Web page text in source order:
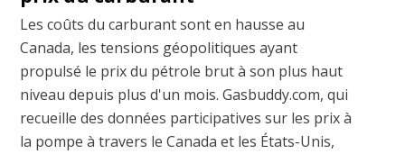
Les coûts du carburant sont en hausse au
Canada, les tensions géopolitiques ayant
propulsé le prix du pétrole brut à son plus haut
niveau depuis plus d'un mois. Gasbuddy.com, qui
recueille des données participatives sur les prix à
la pompe à travers le Canada et les États-Unis,